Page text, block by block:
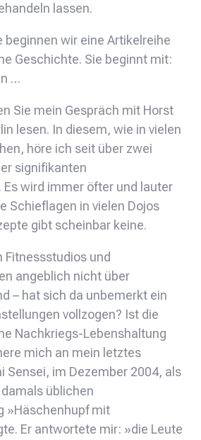
lassen.
beginnen wir eine Artikelreihe
Geschichte. Sie beginnt mit:
…
Sie mein Gespräch mit Horst
lesen. In diesem, wie in vielen
höre ich seit über zwei
signifikanten
Es wird immer öfter und lauter
Schieflagen in vielen Dojos
gibt scheinbar keine.
Fitnessstudios und
angeblich nicht über
– hat sich da unbemerkt ein
vollzogen? Ist die
Nachkriegs-Lebenshaltung
mich an mein letztes
Sensei, im Dezember 2004, als
üblichen
»Häschenhupf mit
Er antwortete mir: »die Leute